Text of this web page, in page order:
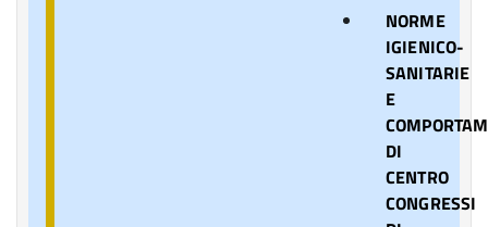
NORME
IGIENICO-
SANITARIE
E
DI
CENTRO
CONGRESSI